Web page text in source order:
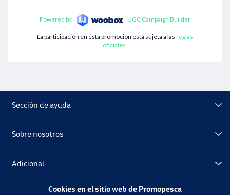
Sección de ayuda
Sobre nosotros
Adicional
Cookies en el sitio web de Promopesca